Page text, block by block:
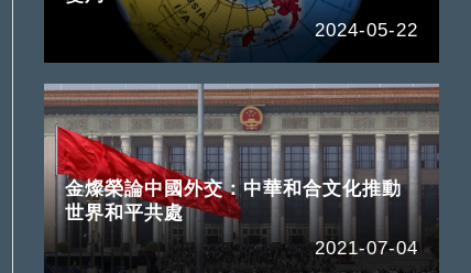
2024-05-22
金燦榮論中國外交：中華和合文化推動
世界和平共處
2021-07-04